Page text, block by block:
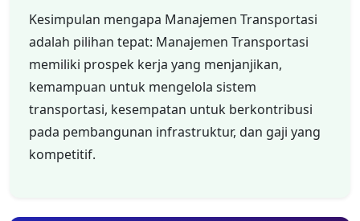
Kesimpulan mengapa Manajemen Transportasi
adalah pilihan tepat: Manajemen Transportasi
memiliki prospek kerja yang menjanjikan,
kemampuan untuk mengelola sistem
transportasi, kesempatan untuk berkontribusi
pada pembangunan infrastruktur, dan gaji yang
kompetitif.